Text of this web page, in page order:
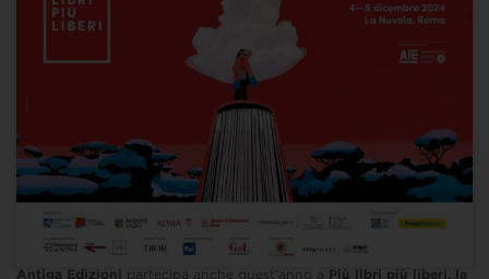
Antiga Edizioni partecipa anche quest’anno a Più libri più liberi, la